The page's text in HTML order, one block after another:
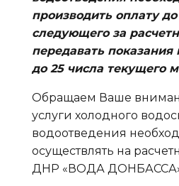
производить оплату
следующего за
передавать показания
до 25 числа текущего
Обращаем Ваше
услуги холодного
водоотведения
осуществлять на
ДНР «ВОДА